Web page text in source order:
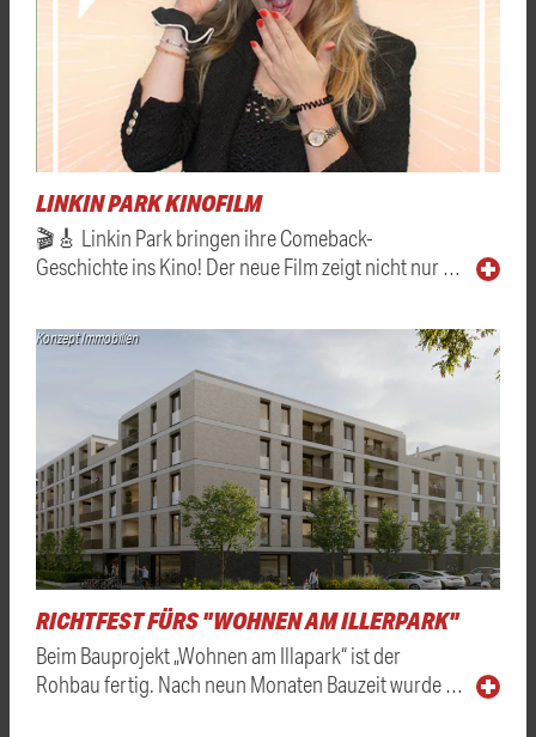
LINKIN PARK KINOFILM
🎬🎸 Linkin Park bringen ihre Comeback-
Geschichte ins Kino! Der neue Film zeigt nicht nur …
Konzept Immobilien
RICHTFEST FÜRS "WOHNEN AM ILLERPARK"
Beim Bauprojekt „Wohnen am Illapark“ ist der
Rohbau fertig. Nach neun Monaten Bauzeit wurde …